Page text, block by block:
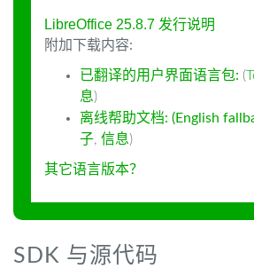
LibreOffice 25.8.7 发行说明
附加下载内容:
已翻译的用户界面语言包: (
息)
离线帮助文档: (English
子, 信息)
其它语言版本？
SDK 与源代码